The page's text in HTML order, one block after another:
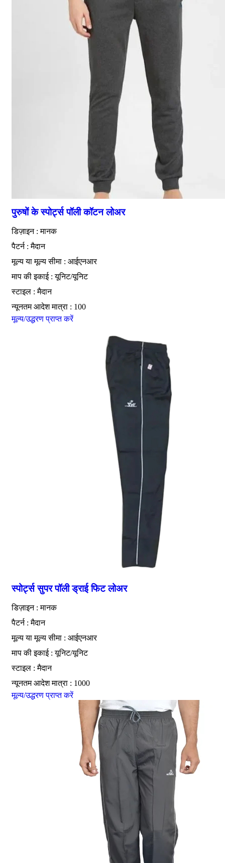
पुरुषों के स्पोर्ट्स पॉली कॉटन लोअर
डिज़ाइन : मानक
पैटर्न : मैदान
मूल्य या मूल्य सीमा : आईएनआर
माप की इकाई : यूनिट/यूनिट
स्टाइल : मैदान
न्यूनतम आदेश मात्रा : 100
मूल्य/उद्धरण प्राप्त करें
स्पोर्ट्स सुपर पॉली ड्राई फिट लोअर
डिज़ाइन : मानक
पैटर्न : मैदान
मूल्य या मूल्य सीमा : आईएनआर
माप की इकाई : यूनिट/यूनिट
स्टाइल : मैदान
न्यूनतम आदेश मात्रा : 1000
मूल्य/उद्धरण प्राप्त करें